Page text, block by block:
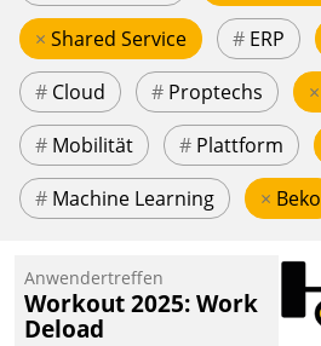
× Shared Service # ERP
# Cloud # Proptechs ×
# Mobilität # Plattform
# Machine Learning × Beko
Anwendertreffen
Workout 2025: Work
Deload